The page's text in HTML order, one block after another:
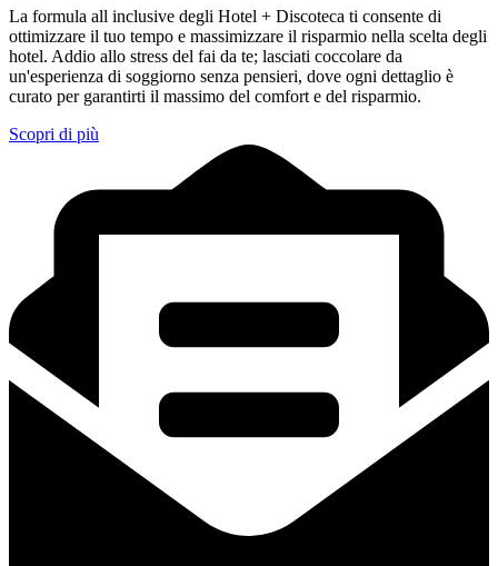
La formula all inclusive degli Hotel + Discoteca ti consente di
ottimizzare il tuo tempo e massimizzare il risparmio nella scelta degli
hotel. Addio allo stress del fai da te; lasciati coccolare da
un'esperienza di soggiorno senza pensieri, dove ogni dettaglio è
curato per garantirti il massimo del comfort e del risparmio.
Scopri di più